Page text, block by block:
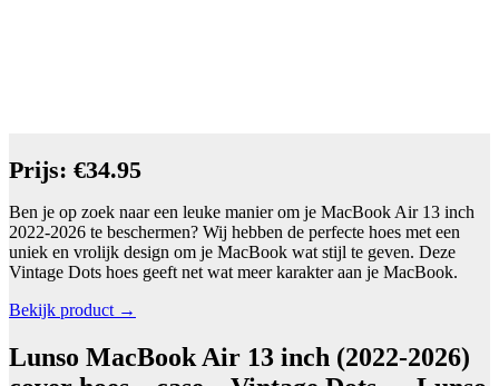
Prijs: €34.95
Ben je op zoek naar een leuke manier om je MacBook Air 13 inch
2022-2026 te beschermen? Wij hebben de perfecte hoes met een
uniek en vrolijk design om je MacBook wat stijl te geven. Deze
Vintage Dots hoes geeft net wat meer karakter aan je MacBook.
Bekijk product →
Lunso MacBook Air 13 inch (2022-2026)